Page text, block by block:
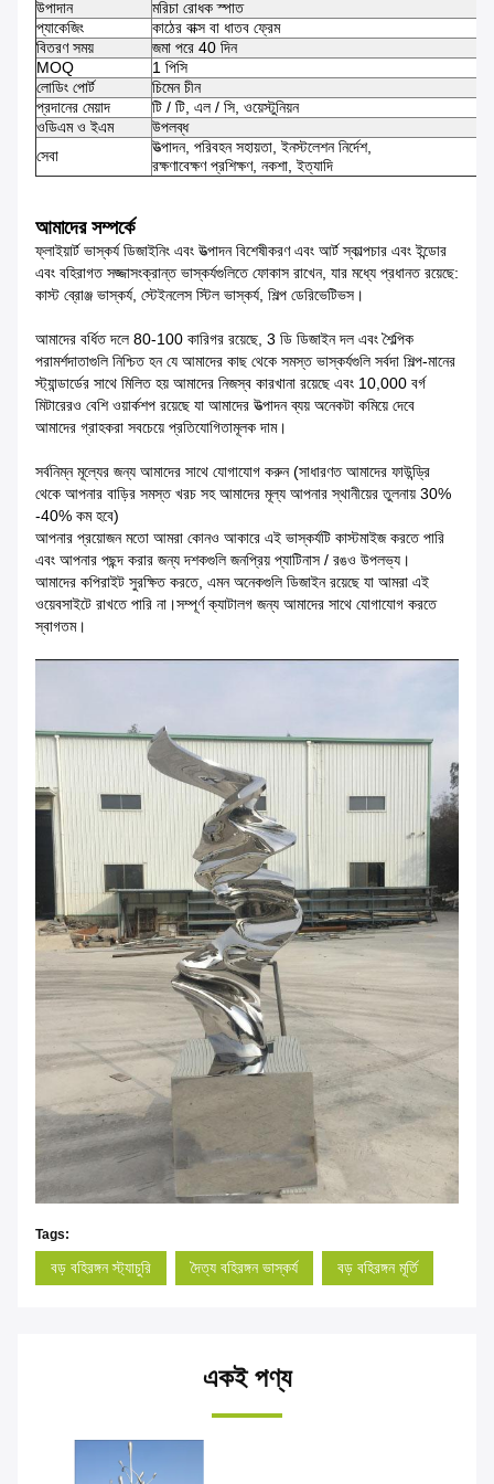
উপাদান
মরিচা রোধক স্পাত
প্যাকেজিং
কাঠের বাক্স বা ধাতব ফ্রেম
বিতরণ সময়
জমা পরে 40 দিন
MOQ
1 পিসি
লোডিং পোর্ট
চিমেন চীন
প্রদানের মেয়াদ
টি / টি, এল / সি, ওয়েস্টুনিয়ন
ওডিএম ও ইএম
উপলব্ধ
সেবা
উত্পাদন, পরিবহন সহায়তা, ইনস্টলেশন নির্দেশ,
রক্ষণাবেক্ষণ প্রশিক্ষণ, নকশা, ইত্যাদি
আমাদের সম্পর্কে
ফ্লাইয়ার্ট ভাস্কর্য ডিজাইনিং এবং উত্পাদন বিশেষীকরণ এবং আর্ট স্কাল্পচার এবং ইন্ডোর
এবং বহিরাগত সজ্জাসংক্রান্ত ভাস্কর্যগুলিতে ফোকাস রাখেন, যার মধ্যে প্রধানত রয়েছে:
কাস্ট ব্রোঞ্জ ভাস্কর্য, স্টেইনলেস স্টিল ভাস্কর্য, শিল্প ডেরিভেটিভস।
আমাদের বর্ধিত দলে 80-100 কারিগর রয়েছে, 3 ডি ডিজাইন দল এবং শৈল্পিক
পরামর্শদাতাগুলি নিশ্চিত হন যে আমাদের কাছ থেকে সমস্ত ভাস্কর্যগুলি সর্বদা শিল্প-মানের
স্ট্যান্ডার্ডের সাথে মিলিত হয় আমাদের নিজস্ব কারখানা রয়েছে এবং 10,000 বর্গ
মিটারেরও বেশি ওয়ার্কশপ রয়েছে যা আমাদের উত্পাদন ব্যয় অনেকটা কমিয়ে দেবে
আমাদের গ্রাহকরা সবচেয়ে প্রতিযোগিতামূলক দাম।
সর্বনিম্ন মূল্যের জন্য আমাদের সাথে যোগাযোগ করুন (সাধারণত আমাদের ফাউন্ড্রি
থেকে আপনার বাড়ির সমস্ত খরচ সহ আমাদের মূল্য আপনার স্থানীয়ের তুলনায় 30%
-40% কম হবে)
আপনার প্রয়োজন মতো আমরা কোনও আকারে এই ভাস্কর্যটি কাস্টমাইজ করতে পারি
এবং আপনার পছন্দ করার জন্য দশকগুলি জনপ্রিয় প্যাটিনাস / রঙও উপলভ্য।
আমাদের কপিরাইট সুরক্ষিত করতে, এমন অনেকগুলি ডিজাইন রয়েছে যা আমরা এই
ওয়েবসাইটে রাখতে পারি না।সম্পূর্ণ ক্যাটালগ জন্য আমাদের সাথে যোগাযোগ করতে
স্বাগতম।
Tags:
বড় বহিরঙ্গন স্ট্যাচুরি দৈত্য বহিরঙ্গন ভাস্কর্য বড় বহিরঙ্গন মূর্তি
একই পণ্য